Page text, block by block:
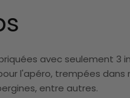
avec seulement 3
l'apéro, trempées
entre autres.